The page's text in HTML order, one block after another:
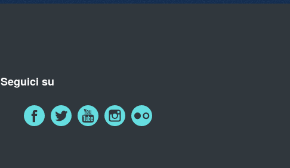
Seguici su